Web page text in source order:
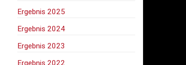
Ergebnis 2025
Ergebnis 2024
Ergebnis 2023
Ergebnis 2022